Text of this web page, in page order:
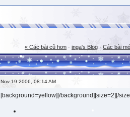
« Các bài cũ hơn · inga's Blog · Các bài
Nov 19 2006, 08:14 AM
[background=yellow][/background][size=2][/